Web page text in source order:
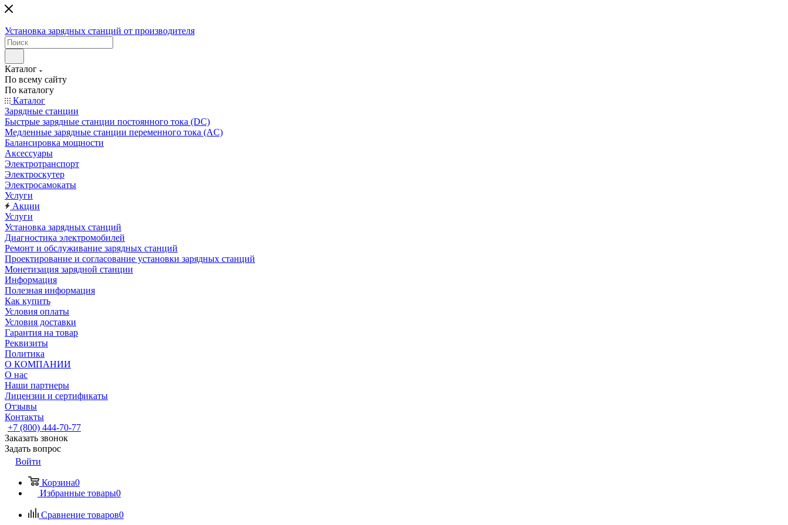
Установка зарядных станций от производителя
Каталог
По всему сайту
По каталогу
Каталог
Зарядные станции
Быстрые зарядные станции постоянного тока (DC)
Медленные зарядные станции переменного тока (AC)
Балансировка мощности
Аксессуары
Электротранспорт
Электроскутер
Электросамокаты
Услуги
Акции
Услуги
Установка зарядных станций
Диагностика электромобилей
Ремонт и обслуживание зарядных станций
Проектирование и согласование установки зарядных станций
Монетизация зарядной станции
Информация
Полезная информация
Как купить
Условия оплаты
Условия доставки
Гарантия на товар
Реквизиты
Политика
О КОМПАНИИ
О нас
Наши партнеры
Лицензии и сертификаты
Отзывы
Контакты
+7 (800) 444-70-77
Заказать звонок
Задать вопрос
Войти
Корзина0
Избранные товары0
Сравнение товаров0